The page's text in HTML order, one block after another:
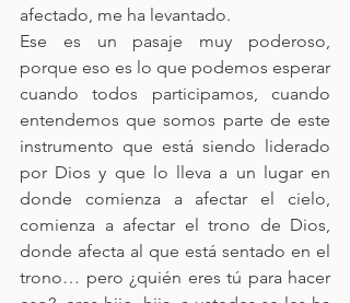
afectado, me ha levantado.
Ese es un pasaje muy poderoso,
porque eso es lo que podemos esperar
cuando todos participamos, cuando
entendemos que somos parte de este
instrumento que está siendo liderado
por Dios y que lo lleva a un lugar en
donde comienza a afectar el cielo,
comienza a afectar el trono de Dios,
donde afecta al que está sentado en el
trono… pero ¿quién eres tú para hacer